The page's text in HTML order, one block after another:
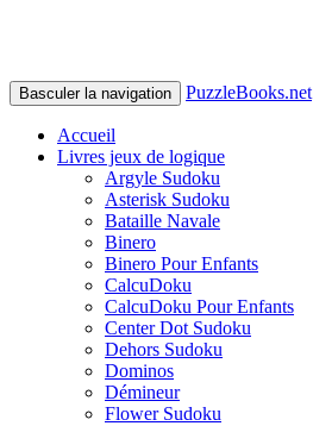
Basculer la navigation PuzzleBooks.net
Accueil
Livres jeux de logique
Argyle Sudoku
Asterisk Sudoku
Bataille Navale
Binero
Binero Pour Enfants
CalcuDoku
CalcuDoku Pour Enfants
Center Dot Sudoku
Dehors Sudoku
Dominos
Démineur
Flower Sudoku